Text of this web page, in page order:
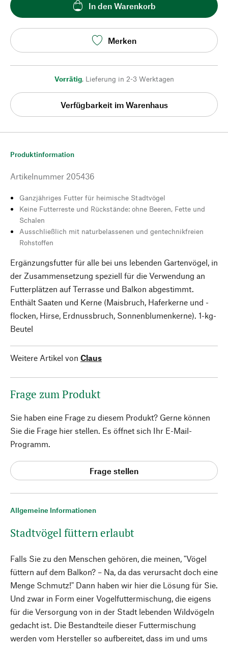
In den Warenkorb
Merken
Vorrätig, Lieferung in 2-3 Werktagen
Verfügbarkeit im Warenhaus
Allgemeine Informationen
Stadtvögel füttern erlaubt
Falls Sie zu den Menschen gehören, die meinen, "Vögel
füttern auf dem Balkon? – Na, da das verursacht doch eine
Menge Schmutz!" Dann haben wir hier die Lösung für Sie.
Und zwar in Form einer Vogelfuttermischung, die eigens
für die Versorgung von in der Stadt lebenden Wildvögeln
gedacht ist. Die Bestandteile dieser Futtermischung
werden vom Hersteller so aufbereitet, dass im und ums
Produktinformation
Artikelnummer 205436
Ganzjähriges Futter für heimische Stadtvögel
Keine Futterreste und Rückstände: ohne Beeren, Fette und
Schalen
Ausschließlich mit naturbelassenen und gentechnikfreien
Rohstoffen
Ergänzungsfutter für alle bei uns lebenden Gartenvögel, in
der Zusammensetzung speziell für die Verwendung an
Futterplätzen auf Terrasse und Balkon abgestimmt.
Enthält Saaten und Kerne (Maisbruch, Haferkerne und -
flocken, Hirse, Erdnussbruch, Sonnenblumenkerne). 1-kg-
Beutel
Weitere Artikel von Claus
Frage zum Produkt
Sie haben eine Frage zu diesem Produkt? Gerne können
Sie die Frage hier stellen. Es öffnet sich Ihr E-Mail-
Programm.
Frage stellen